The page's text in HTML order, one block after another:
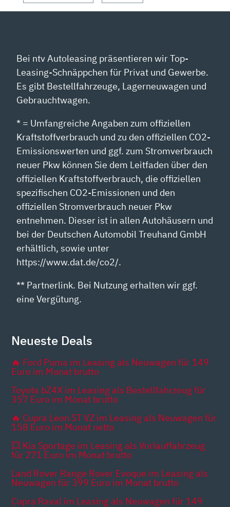
ANZEIGEN
Bei ntv Autoleasing präsentieren wir Top-
Leasing-Schnäppchen für Privat und Gewerbe.
Es gibt Bestellfahrzeuge, Lagerneuwagen und
Gebrauchtwagen.
* = Umfangreiche Angaben zum offiziellen
Kraftstoffverbrauch und zu den offiziellen CO2-
Emissionswerten und ggf. zum Stromverbrauch
neuer Pkw können Sie dem Leitfaden über den
offiziellen Kraftstoffverbrauch, die offiziellen
spezifischen CO2-Emissionen und den
offiziellen Stromverbrauch neuer Pkw
entnehmen. Dieser ist in allen Autohäusern und
bei der Deutschen Automobil Treuhand GmbH
erhältlich, sowie unter
https://www.dat.de/co2/.
** Partnerlink. Bei Nutzung erhalten wir ggf.
eine Vergütung.
Neueste Deals
🔥 Ford Puma im Leasing als Neuwagen für 149
Euro im Monat brutto
Toyota bZ4X im Leasing als Bestellfahrzeug für
357 Euro im Monat brutto
🔥 Cupra Leon ST VZ im Leasing als Neuwagen für
158 Euro im Monat netto
💥 Kia Sportage im Leasing als Vorlauffahrzeug
für 271 Euro im Monat brutto
Land Rover Range Rover Evoque im Leasing als
Neuwagen für 399 Euro im Monat brutto
Cupra Raval im Leasing als Neuwagen für 149